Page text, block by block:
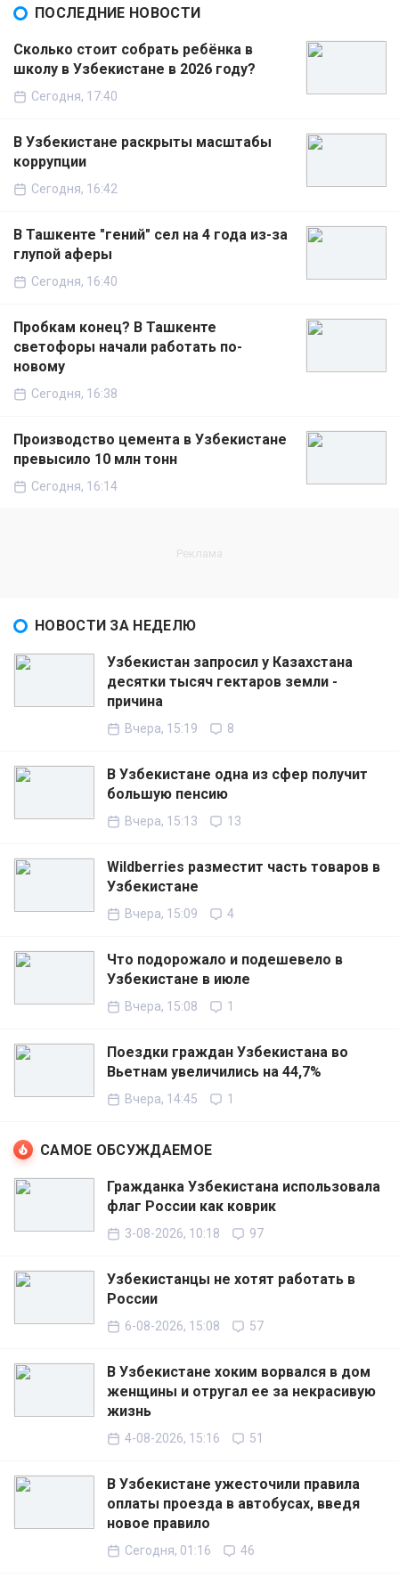
ПОСЛЕДНИЕ НОВОСТИ
Сколько стоит собрать ребёнка в
школу в Узбекистане в 2026 году?
Сегодня, 17:40
В Узбекистане раскрыты масштабы
коррупции
Сегодня, 16:42
В Ташкенте "гений" сел на 4 года из-за
глупой аферы
Сегодня, 16:40
Пробкам конец? В Ташкенте
светофоры начали работать по-
новому
Сегодня, 16:38
Производство цемента в Узбекистане
превысило 10 млн тонн
Сегодня, 16:14
НОВОСТИ ЗА НЕДЕЛЮ
Узбекистан запросил у Казахстана
десятки тысяч гектаров земли -
причина
Вчера, 15:19 8
В Узбекистане одна из сфер получит
большую пенсию
Вчера, 15:13 13
Wildberries разместит часть товаров в
Узбекистане
Вчера, 15:09 4
Что подорожало и подешевело в
Узбекистане в июле
Вчера, 15:08 1
Поездки граждан Узбекистана во
Вьетнам увеличились на 44,7%
Вчера, 14:45 1
САМОЕ ОБСУЖДАЕМОЕ
Гражданка Узбекистана использовала
флаг России как коврик
3-08-2026, 10:18 97
Узбекистанцы не хотят работать в
России
6-08-2026, 15:08 57
В Узбекистане хоким ворвался в дом
женщины и отругал ее за некрасивую
жизнь
4-08-2026, 15:16 51
В Узбекистане ужесточили правила
оплаты проезда в автобусах, введя
новое правило
Сегодня, 01:16 46